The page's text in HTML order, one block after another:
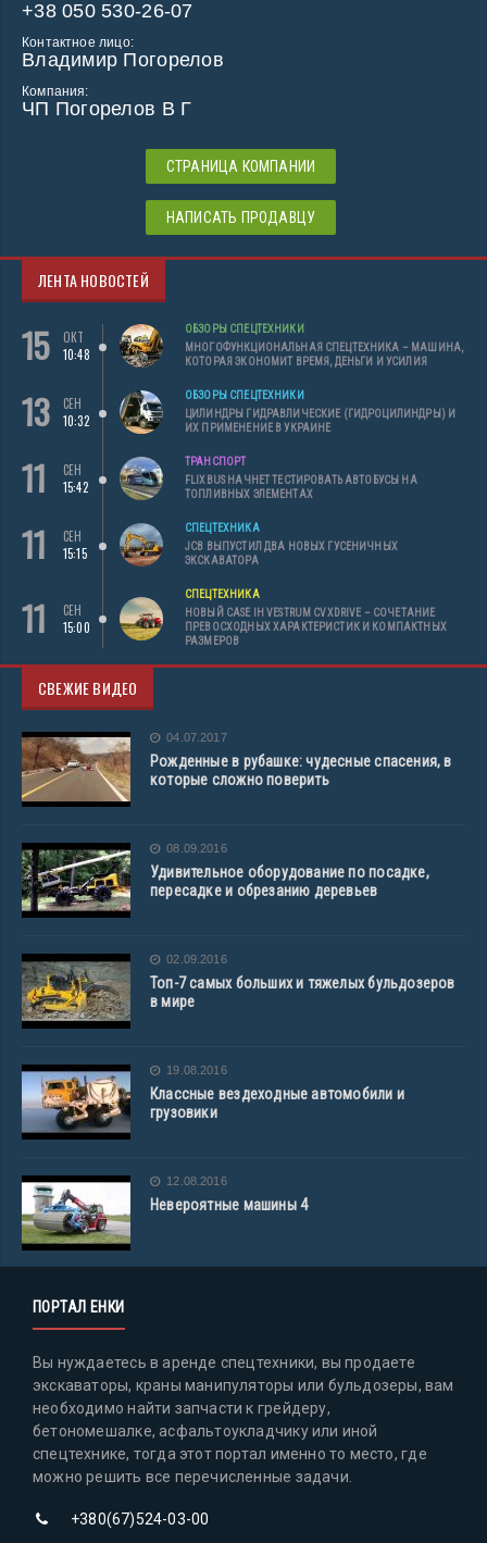
+38 050 530-26-07
Контактное лицо:
Владимир Погорелов
Компания:
ЧП Погорелов В Г
СТРАНИЦА КОМПАНИИ
НАПИСАТЬ ПРОДАВЦУ
ЛЕНТА НОВОСТЕЙ
15
ОКТ
10:48
ОБЗОРЫ СПЕЦТЕХНИКИ
МНОГОФУНКЦИОНАЛЬНАЯ СПЕЦТЕХНИКА – МАШИНА,
КОТОРАЯ ЭКОНОМИТ ВРЕМЯ, ДЕНЬГИ И УСИЛИЯ
13
СЕН
10:32
ОБЗОРЫ СПЕЦТЕХНИКИ
ЦИЛИНДРЫ ГИДРАВЛИЧЕСКИЕ (ГИДРОЦИЛИНДРЫ) И
ИХ ПРИМЕНЕНИЕ В УКРАИНЕ
11
СЕН
15:42
ТРАНСПОРТ
FLIXBUS НАЧНЕТ ТЕСТИРОВАТЬ АВТОБУСЫ НА
ТОПЛИВНЫХ ЭЛЕМЕНТАХ
11
СЕН
15:15
СПЕЦТЕХНИКА
JCB ВЫПУСТИЛ ДВА НОВЫХ ГУСЕНИЧНЫХ
ЭКСКАВАТОРА
11
СЕН
15:00
СПЕЦТЕХНИКА
НОВЫЙ CASE IH VESTRUM CVXDRIVE – СОЧЕТАНИЕ
ПРЕВОСХОДНЫХ ХАРАКТЕРИСТИК И КОМПАКТНЫХ
РАЗМЕРОВ
СВЕЖИЕ ВИДЕО
04.07.2017
Рожденные в рубашке: чудесные спасения, в
которые сложно поверить
08.09.2016
Удивительное оборудование по посадке,
пересадке и обрезанию деревьев
02.09.2016
Топ-7 самых больших и тяжелых бульдозеров
в мире
19.08.2016
Классные вездеходные автомобили и
грузовики
12.08.2016
Невероятные машины 4
ПОРТАЛ ЕНКИ
Вы нуждаетесь в аренде спецтехники, вы продаете
экскаваторы, краны манипуляторы или бульдозеры, вам
необходимо найти запчасти к грейдеру,
бетономешалке, асфальтоукладчику или иной
спецтехнике, тогда этот портал именно то место, где
можно решить все перечисленные задачи.
+380(67)524-03-00